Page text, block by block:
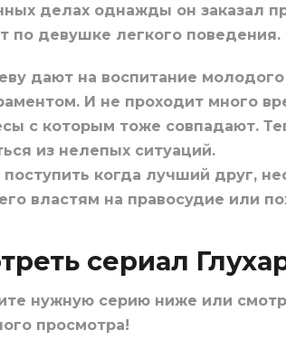
делах однажды он заказал
по девушке легкого
дают на воспитание
И не проходит много
с которым тоже совпадают.
из нелепых ситуаций.
поступить когда лучший друг,
властям на правосудие или
сериал
нужную серию ниже или
просмотра!